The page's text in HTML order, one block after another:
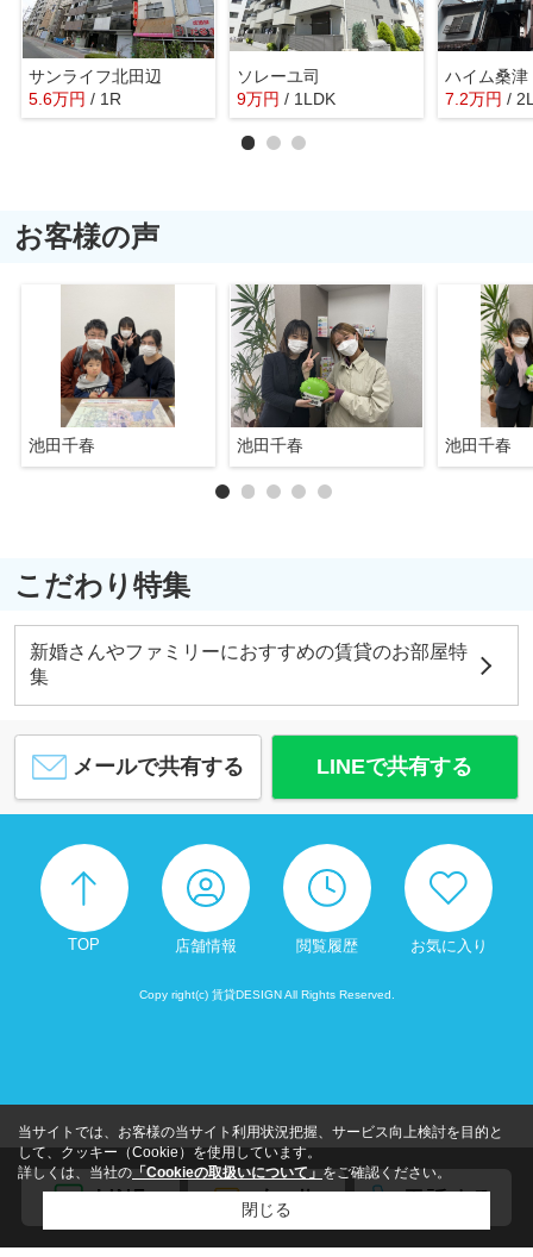
サンライフ北田辺
5.6万円 / 1R
ソレーユ司
9万円 / 1LDK
ハイム桑津
7.2万円 /
お客様の声
池田千春 池田千春 池田千春
こだわり特集
新婚さんやファミリーにおすすめの賃貸のお部屋特
集
メールで共有する LINEで共有する
TOP 店舗情報 閲覧履歴 お気に入り
Copy right(c) 賃貸DESIGN All Rights Reserved.
当サイトでは、お客様の当サイト利用状況把握、サービス向上検討を目的と
して、クッキー（Cookie）を使用しています。
詳しくは、当社の 「Cookieの取扱いについて」 をご確認ください。
閉じる